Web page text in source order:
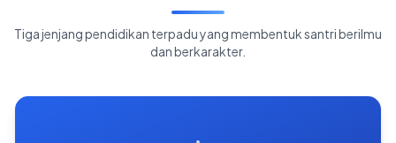
Tiga jenjang pendidikan terpadu yang membentuk santri berilmu
dan berkarakter.